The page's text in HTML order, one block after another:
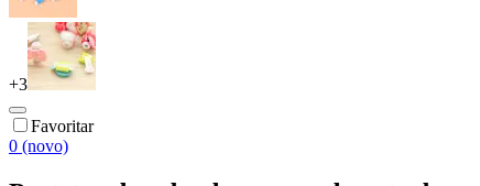
+3
Favoritar
0 (novo)